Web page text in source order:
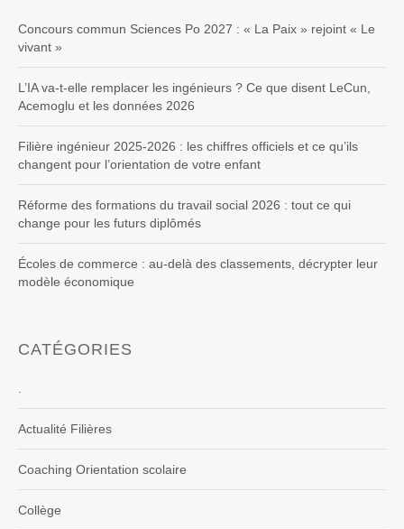
Concours commun Sciences Po 2027 : « La Paix » rejoint « Le
vivant »
L’IA va-t-elle remplacer les ingénieurs ? Ce que disent LeCun,
Acemoglu et les données 2026
Filière ingénieur 2025-2026 : les chiffres officiels et ce qu’ils
changent pour l’orientation de votre enfant
Réforme des formations du travail social 2026 : tout ce qui
change pour les futurs diplômés
Écoles de commerce : au-delà des classements, décrypter leur
modèle économique
CATÉGORIES
Actualité Filières
Coaching Orientation scolaire
Collège